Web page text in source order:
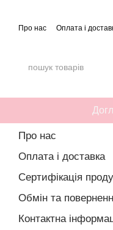
Про нас Оплата і
Про нас
Оплата і доставка
Сертифікація
Обмін та
Контактна